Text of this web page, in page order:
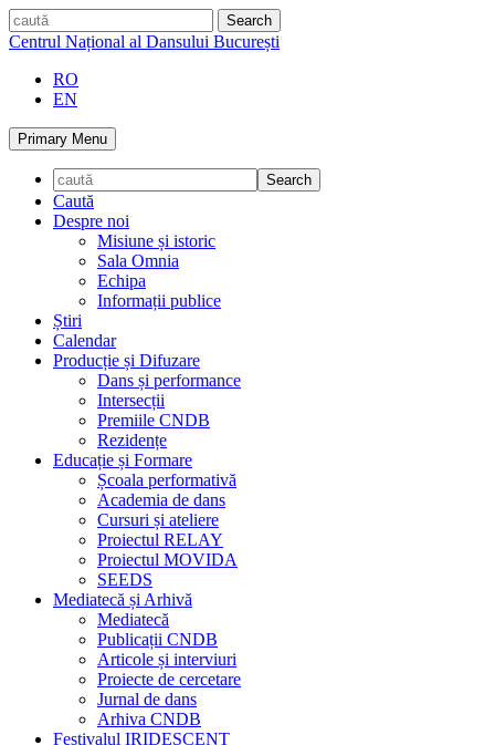
Skip
to
caută
Centrul Național al Dansului București
RO
EN
Primary Menu
Caută
Despre noi
Misiune și istoric
Sala Omnia
Echipa
Informații publice
Știri
Calendar
Producție și Difuzare
Dans și performance
Intersecții
Premiile CNDB
Rezidențe
Educație și Formare
Școala performativă
Academia de dans
Cursuri și ateliere
Proiectul RELAY
Proiectul MOVIDA
SEEDS
Mediatecă și Arhivă
Mediatecă
Publicații CNDB
Articole și interviuri
Proiecte de cercetare
Jurnal de dans
Arhiva CNDB
Festivalul IRIDESCENT